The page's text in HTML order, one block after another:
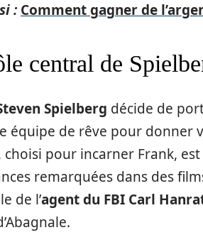
: Comment gagner de
central de
Spielberg décide de
équipe de rêve pour donner
choisi pour incarner Frank,
remarquées dans des
de l’agent du FBI Carl